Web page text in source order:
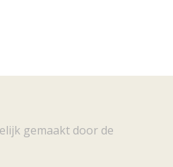
gemaakt door de